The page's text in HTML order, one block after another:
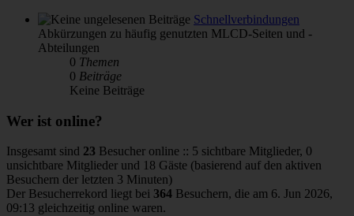
Schnellverbindungen
Abkürzungen zu häufig genutzten MLCD-Seiten und -
Abteilungen
0 Themen
0 Beiträge
Keine Beiträge
Wer ist online?
Insgesamt sind 23 Besucher online :: 5 sichtbare Mitglieder, 0
unsichtbare Mitglieder und 18 Gäste (basierend auf den aktiven
Besuchern der letzten 3 Minuten)
Der Besucherrekord liegt bei 364 Besuchern, die am 6. Jun 2026,
09:13 gleichzeitig online waren.